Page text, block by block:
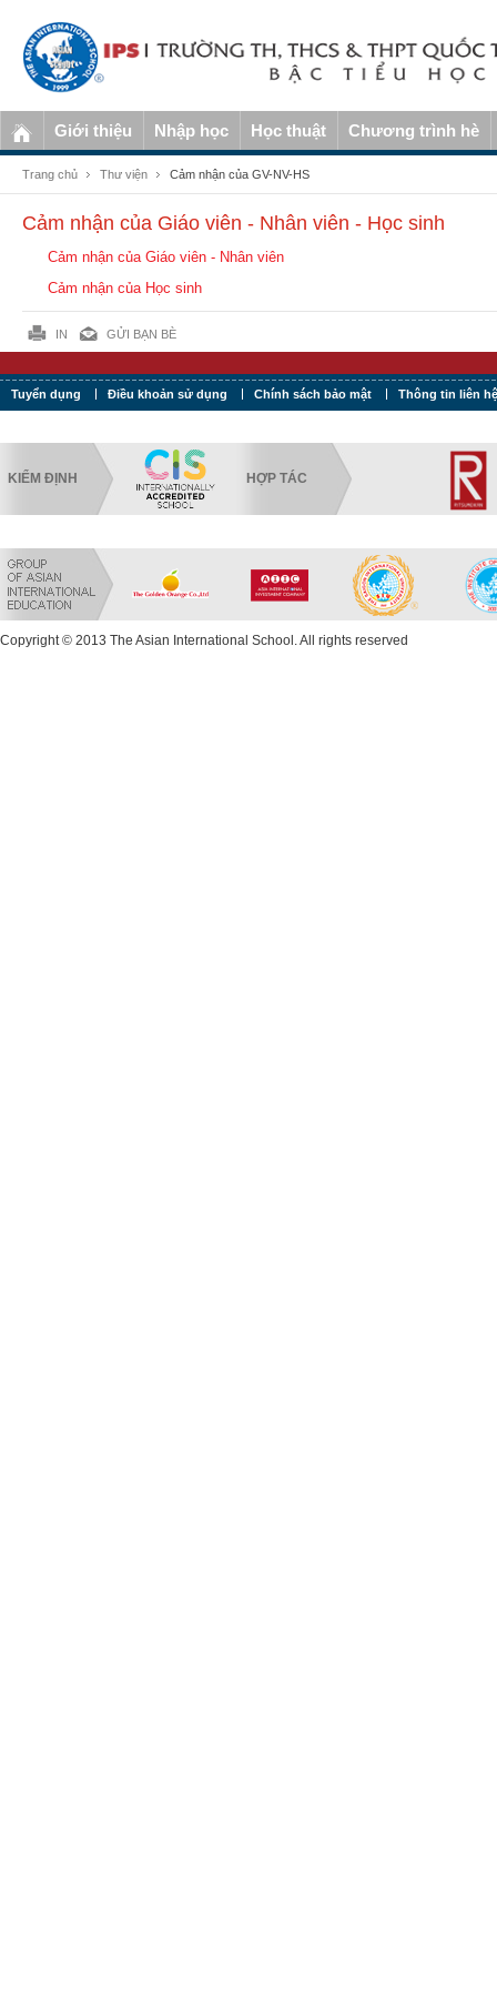
Giới thiệu Nhập học Học thuật Chương trình hè
Trang chủ Thư viện Cảm nhận của GV-NV-HS
Cảm nhận của Giáo viên - Nhân viên - Học sinh
Cảm nhận của Giáo viên - Nhân viên
Cảm nhận của Học sinh
IN GỬI BẠN BÈ
Tuyển dụng Điều khoản sử dụng Chính sách bảo mật Thông tin liên hệ
KIỂM ĐỊNH HỢP TÁC
Copyright © 2013 The Asian International School. All rights reserved